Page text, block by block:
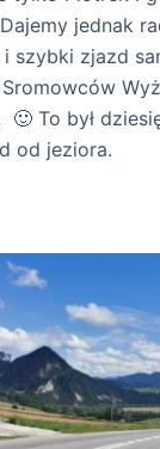
jednak
i szybki zjazd
🙂 To był
od jeziora.